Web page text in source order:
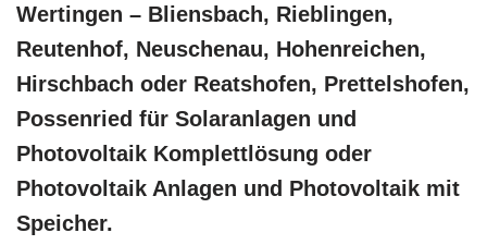
Wertingen – Bliensbach, Rieblingen,
Reutenhof, Neuschenau, Hohenreichen,
Hirschbach oder Reatshofen, Prettelshofen,
Possenried für Solaranlagen und
Photovoltaik Komplettlösung oder
Photovoltaik Anlagen und Photovoltaik mit
Speicher.